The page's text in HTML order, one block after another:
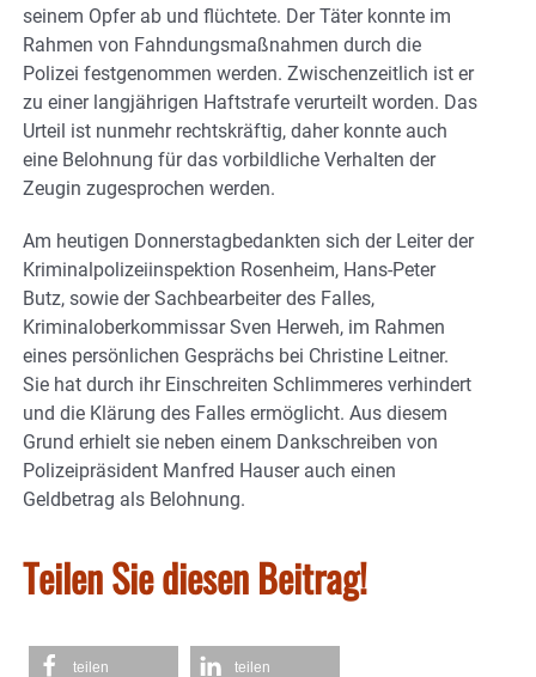
seinem Opfer ab und flüchtete. Der Täter konnte im
Rahmen von Fahndungsmaßnahmen durch die
Polizei festgenommen werden. Zwischenzeitlich ist er
zu einer langjährigen Haftstrafe verurteilt worden. Das
Urteil ist nunmehr rechtskräftig, daher konnte auch
eine Belohnung für das vorbildliche Verhalten der
Zeugin zugesprochen werden.
Am heutigen Donnerstagbedankten sich der Leiter der
Kriminalpolizeiinspektion Rosenheim, Hans-Peter
Butz, sowie der Sachbearbeiter des Falles,
Kriminaloberkommissar Sven Herweh, im Rahmen
eines persönlichen Gesprächs bei Christine Leitner.
Sie hat durch ihr Einschreiten Schlimmeres verhindert
und die Klärung des Falles ermöglicht. Aus diesem
Grund erhielt sie neben einem Dankschreiben von
Polizeipräsident Manfred Hauser auch einen
Geldbetrag als Belohnung.
Teilen Sie diesen Beitrag!
teilen teilen